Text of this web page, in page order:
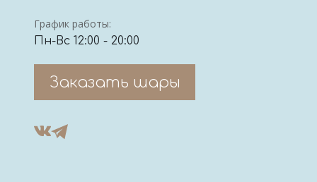
График работы:
Пн-Вс 12:00 - 20:00
Заказать шары